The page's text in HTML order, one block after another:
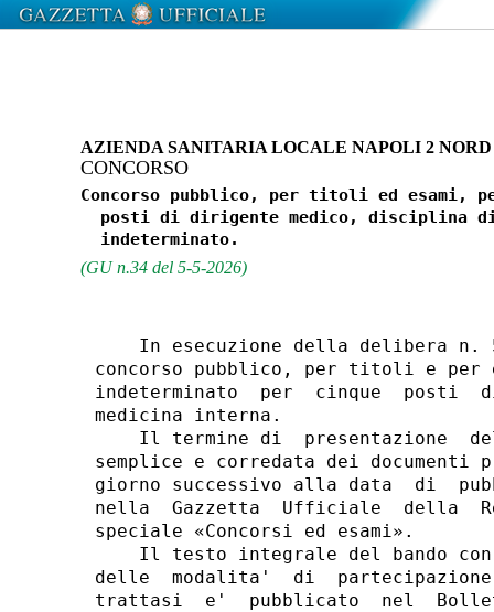
AZIENDA SANITARIA LOCALE NAPOLI 2
CONCORSO
Concorso pubblico, per titoli ed esami,
posti di dirigente medico, disciplina
(GU n.34 del 5-5-2026)
In esecuzione della delibera n.
concorso pubblico, per titoli e per
indeterminato  per  cinque  posti
medicina interna.
Il termine di  presentazione
semplice e corredata dei
giorno successivo alla data  di
nella  Gazzetta  Ufficiale  della
speciale «Concorsi ed esami».
Il testo integrale del bando
delle  modalita'  di
trattasi  e'  pubblicato  nel